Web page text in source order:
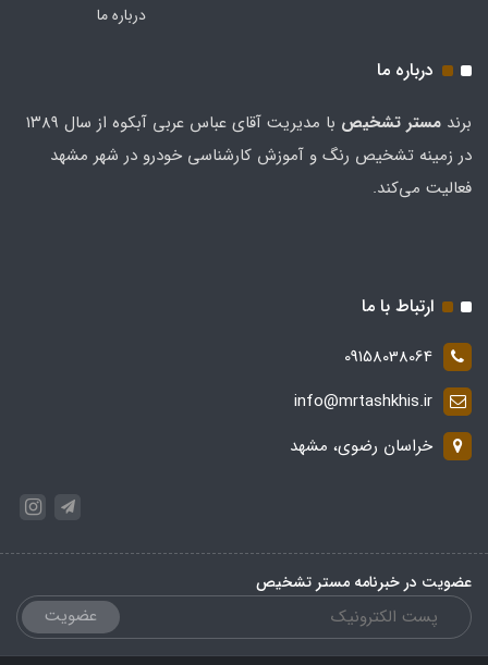
درباره ما
درباره ما
برند مستر تشخيص
با مدیریت آقای عباس عربی آبکوه از سال ۱۳۸۹
در زمینه تشخیص رنگ و آموزش کارشناسی خودرو در شهر مشهد
فعالیت می‌کند.
ارتباط با ما
09158038064
info@mrtashkhis.ir
خراسان رضوی، مشهد
عضویت در خبرنامه مستر تشخیص
عضویت